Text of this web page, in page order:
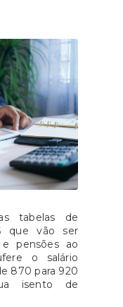
tabelas de
que vão ser
e pensões ao
o salário
870 para 920
isento de